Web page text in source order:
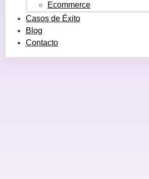
Ecommerce
Casos de Éxito
Blog
Contacto